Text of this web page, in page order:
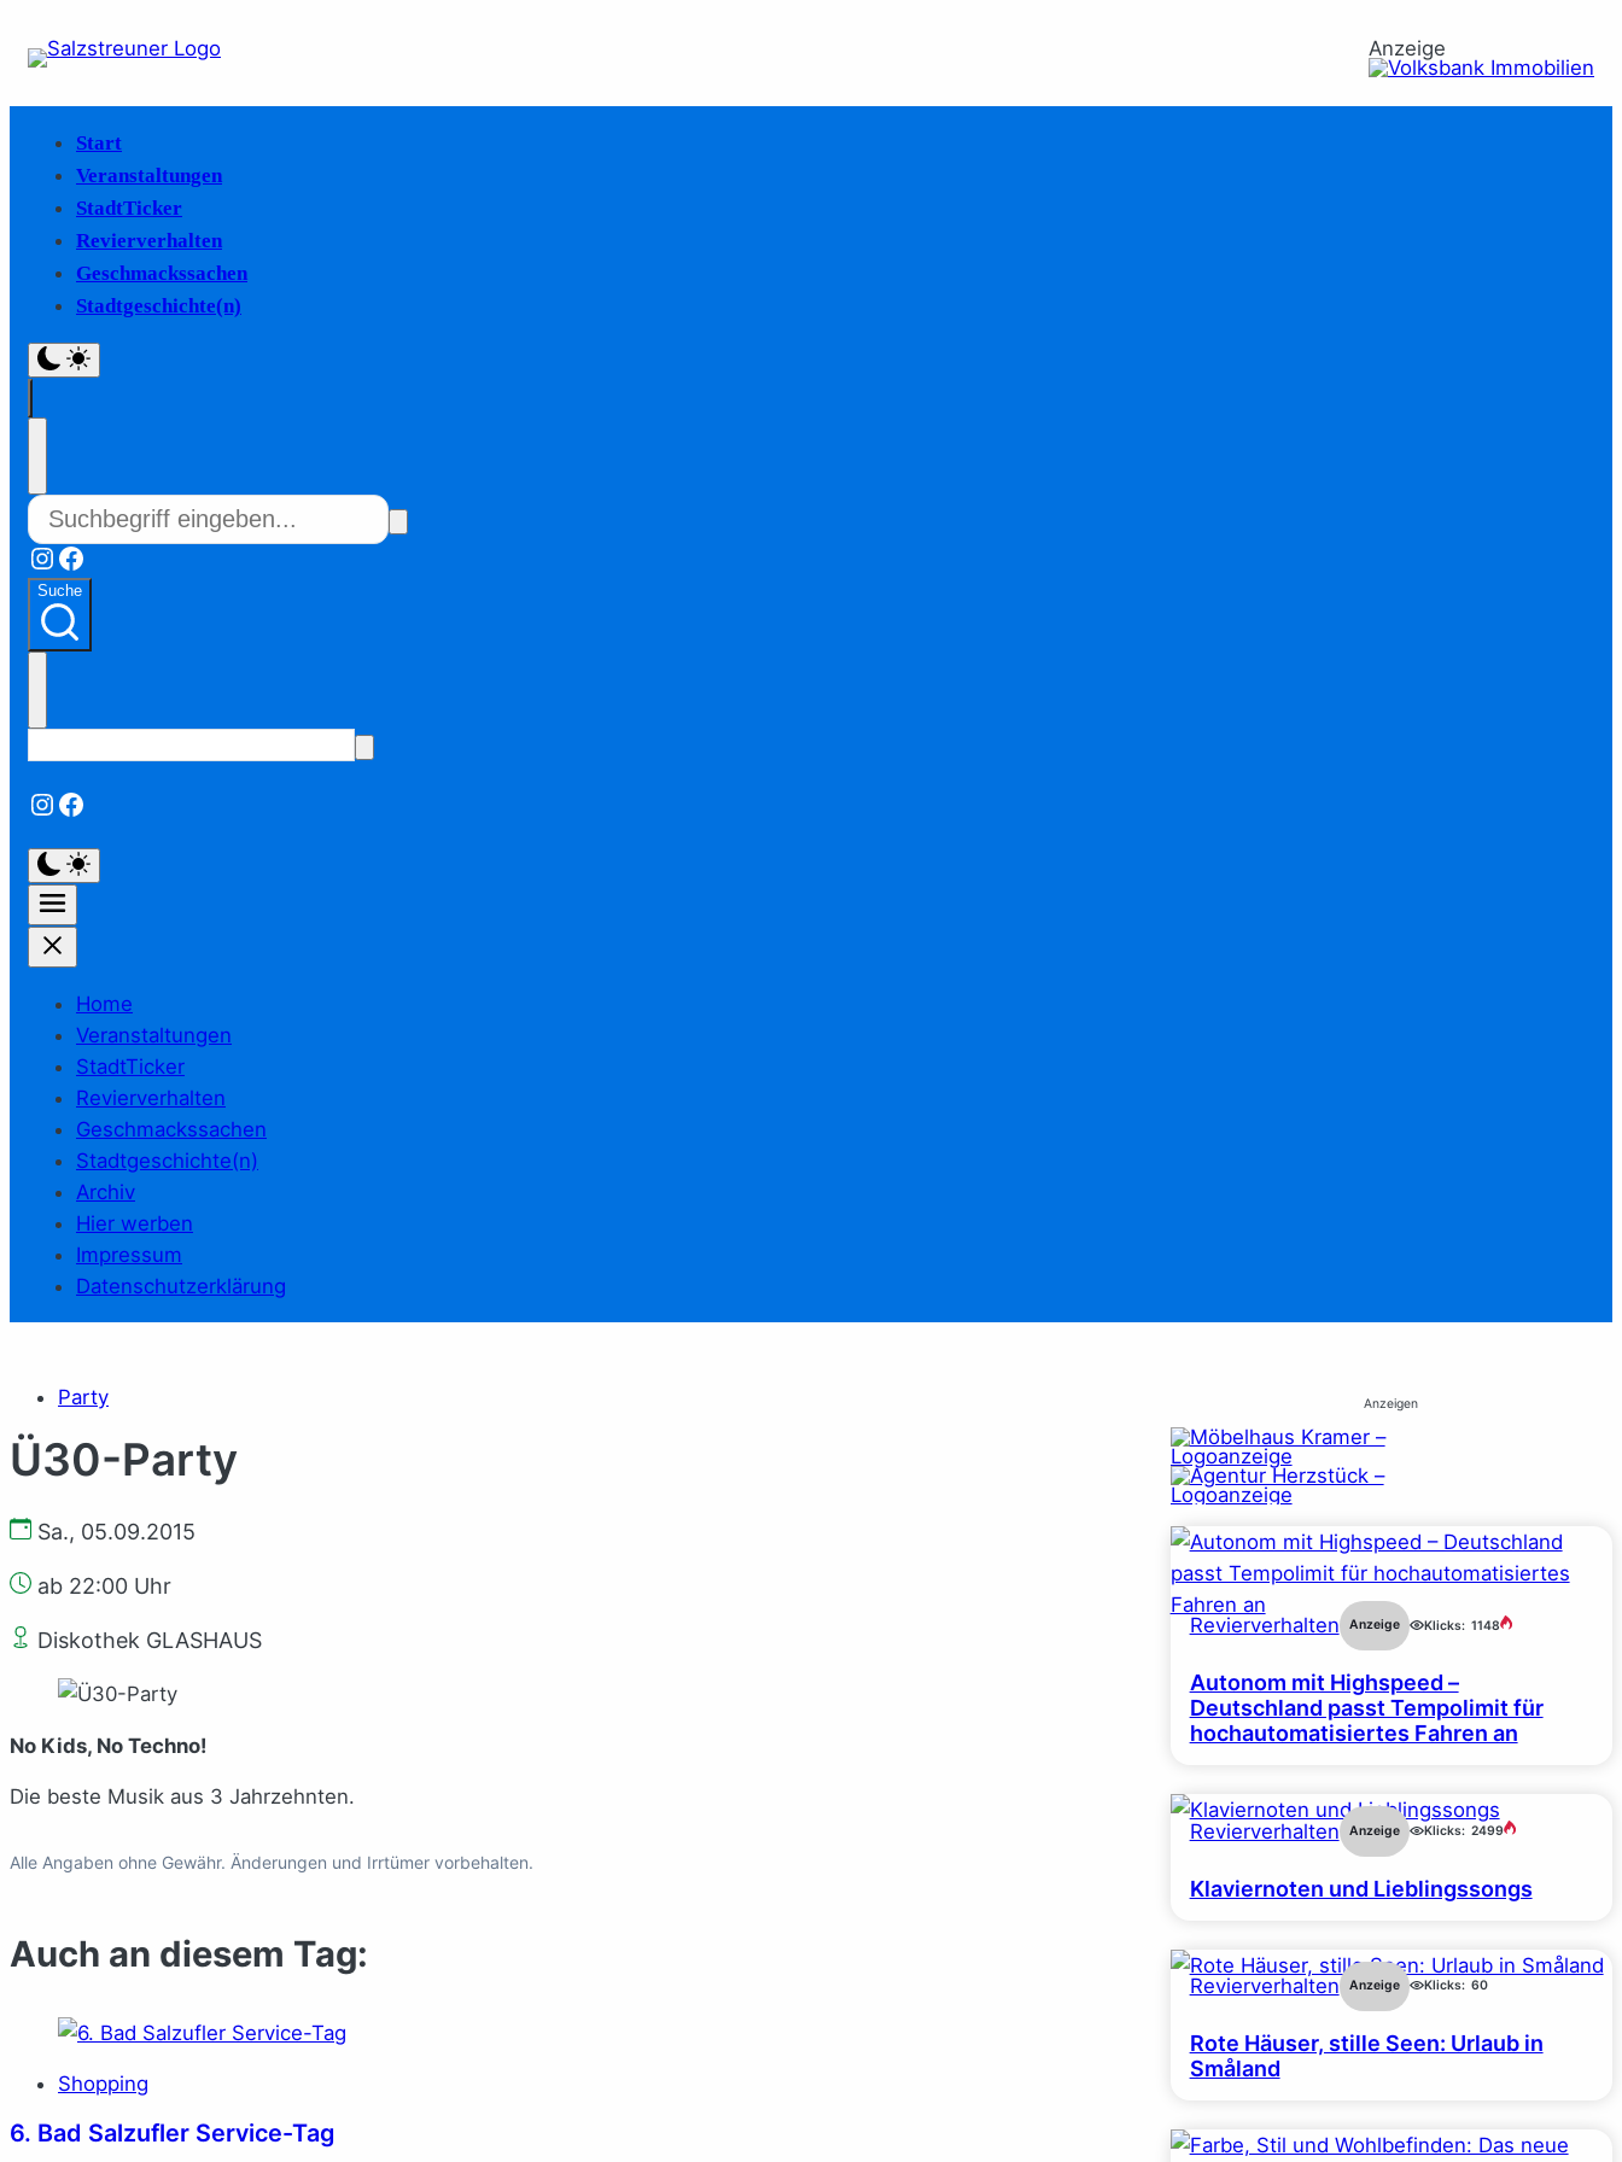
Anzeige
Start
Veranstaltungen
StadtTicker
Revierverhalten
Geschmackssachen
Stadtgeschichte(n)
Instagram
Facebook
Suche
Instagram
Facebook
Home
Veranstaltungen
StadtTicker
Revierverhalten
Geschmackssachen
Stadtgeschichte(n)
Archiv
Hier werben
Impressum
Datenschutzerklärung
Party
Ü30-Party
Sa., 05.09.2015
ab 22:00 Uhr
Diskothek GLASHAUS
No Kids, No Techno!
Die beste Musik aus 3 Jahrzehnten.
Alle Angaben ohne Gewähr. Änderungen und Irrtümer vorbehalten.
Auch an diesem Tag:
Shopping
6. Bad Salzufler Service-Tag
Anzeigen
Revierverhalten Anzeige Klicks: 1148
Autonom mit Highspeed –
Deutschland passt Tempolimit für
hochautomatisiertes Fahren an
Revierverhalten Anzeige Klicks: 2499
Klaviernoten und Lieblingssongs
Revierverhalten Anzeige Klicks: 60
Rote Häuser, stille Seen: Urlaub in
Småland